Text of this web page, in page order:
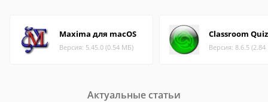
Maxima для macOS
Версия: 5.45.0 (0.54 МБ)
Classroom
Версия: 8.6.5
Актуальные статьи